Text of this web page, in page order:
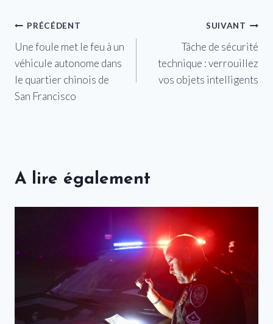
Navigation
de
l’article
PRÉCÉDENT
Une foule met le feu à un
véhicule autonome dans
le quartier chinois de
San Francisco
SUIVANT
Tâche de sécurité
technique : verrouillez
vos objets intelligents
A lire également